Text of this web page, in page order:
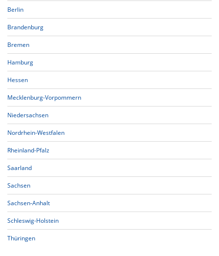
Berlin
Brandenburg
Bremen
Hamburg
Hessen
Mecklenburg-Vorpommern
Niedersachsen
Nordrhein-Westfalen
Rheinland-Pfalz
Saarland
Sachsen
Sachsen-Anhalt
Schleswig-Holstein
Thüringen